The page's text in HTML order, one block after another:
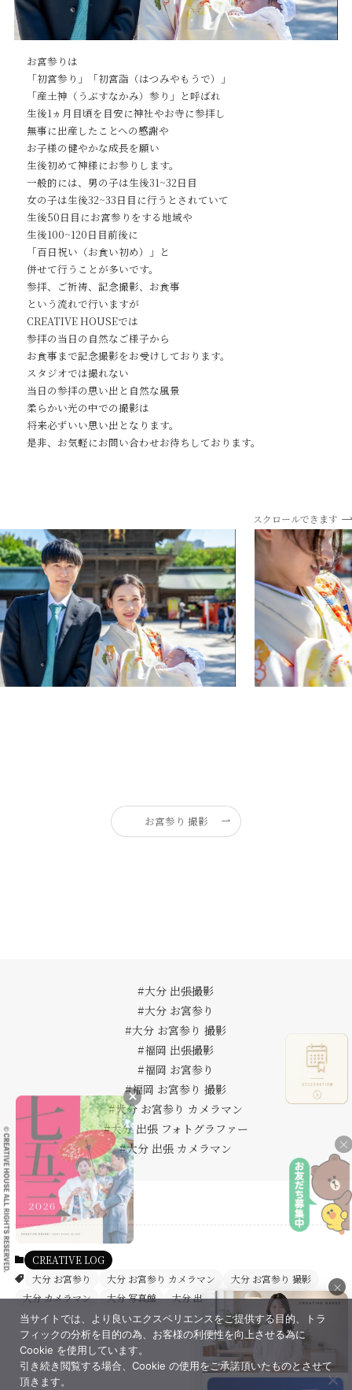
Service
Reservation
公式アプリ
Contact
お宮参りは
「初宮参り」「初宮詣（はつみやもうで）」
「産土神（うぶすなかみ）参り」と呼ばれ
生後1ヵ月目頃を目安に神社やお寺に参拝し
無事に出産したことへの感謝や
お子様の健やかな成長を願い
生後初めて神様にお参りします。
一般的には、男の子は生後31~32日目
女の子は生後32~33日目に行うとされていて
生後50日目にお宮参りをする地域や
生後100~120日目前後に
「百日祝い（お食い初め）」と
併せて行うことが多いです。
参拝、ご祈祷、記念撮影、お食事
という流れで行いますが
CREATIVE HOUSEでは
参拝の当日の自然なご様子から
お食事まで記念撮影をお受けしております。
スタジオでは撮れない
当日の参拝の思い出と自然な風景
柔らかい光の中での撮影は
将来必ずいい思い出となります。
是非、お気軽にお問い合わせお待ちしております。
スクロールできます
お宮参り 撮影
#大分 出張撮影
#大分 お宮参り
#大分 お宮参り 撮影
#福岡 出張撮影
#福岡 お宮参り
#福岡 お宮参り 撮影
#大分 お宮参り カメラマン
#大分 出張 フォトグラファー
#大分 出張 カメラマン
×
CREATIVE LOG
大分 お宮参り
大分 お宮参り カメラマン
大分 お宮参り 撮影
大分 カメラマン
大分 写真館 大分 出張撮影 福岡 出張撮影
×
当サイトでは、より良いエクスペリエンスをご提供する目的、トラ
フィックの分析を目的の為、お客様の利便性を向上させる為に
Cookie を使用しています。
引き続き閲覧する場合、Cookie の使用をご承諾頂いたものとさせて
頂きます。